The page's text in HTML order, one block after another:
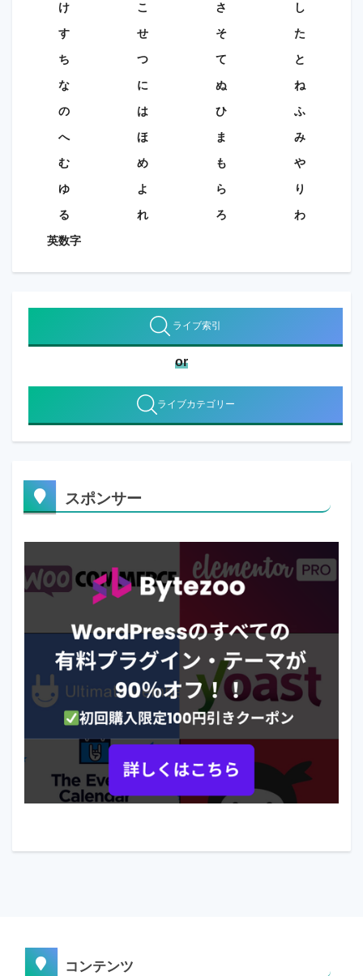
け
こ さ
し
す
せ そ
た
ち
つ て
と
な
に ぬ
ね
の
は ひ
ふ
へ
ほ ま
み
む
め も
や
ゆ
よ ら
り
る
れ ろ
わ
英数字
ライブ索引
or
ライブカテゴリー
スポンサー
コンテンツ